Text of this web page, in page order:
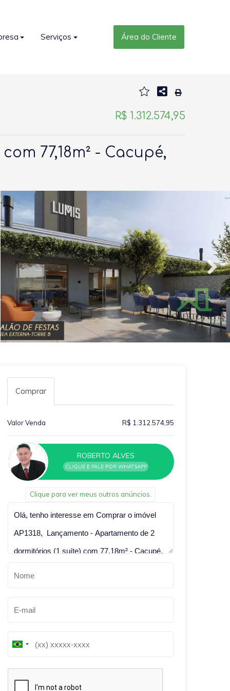
Serviços Área do Cliente
R$ 1.312.574,95
77,18m² - Cacupé,
Comprar
Valor Venda R$ 1.312.574,95
ROBERTO ALVES
CLIQUE E FALE POR WHATSAPP
Clique para ver meus outros anúncios.
B
i
z